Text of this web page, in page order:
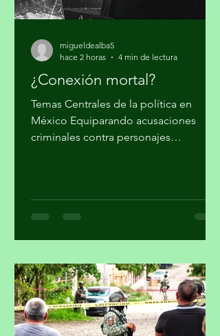
¿Conexión mortal?
Temas Centrales de la política en
México Equiparando acusaciones
estadounidenses. Por Miguel Tirado
Rasso mitirasso@yahoo.com.mx Parte
de las estrategias anunciadas por el
gobierno de los Estados Unidos (EUA)
en su lucha contra el narcotráfico, la
persistencia que tiene el presidente
hace 2 horas
4 min de lectura